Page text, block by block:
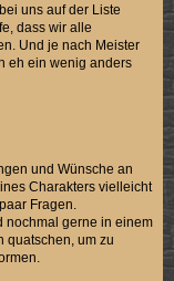
uns auf der Liste
dass wir alle
Und je nach Meister
eh ein wenig anders
und Wünsche an
Charakters vielleicht
Fragen.
nochmal gerne in einem
quatschen, um zu